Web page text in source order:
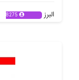
البرز 8275